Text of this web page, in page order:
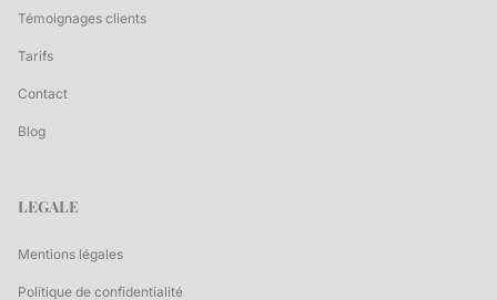
Témoignages clients
Tarifs
Contact
Blog
LEGALE
Mentions légales
Politique de confidentialité